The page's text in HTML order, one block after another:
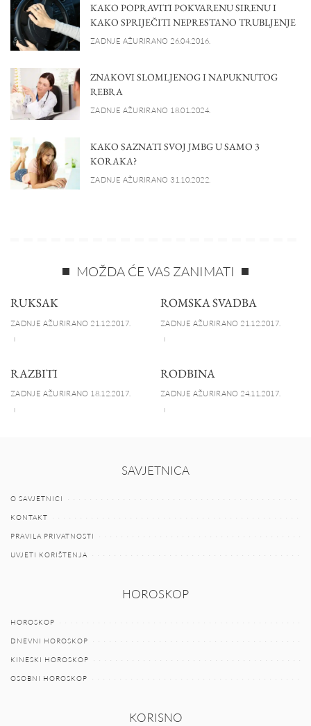
KAKO POPRAVITI POKVARENU SIRENU I
KAKO SPRIJEČITI NEPRESTANO TRUBLJENJE
ZADNJE AŽURIRANO 26.04.2016.
ZNAKOVI SLOMLJENOG I NAPUKNUTOG
REBRA
ZADNJE AŽURIRANO 18.01.2024.
KAKO SAZNATI SVOJ JMBG U SAMO 3
KORAKA?
ZADNJE AŽURIRANO 31.10.2022.
MOŽDA ĆE VAS ZANIMATI
RUKSAK
ZADNJE AŽURIRANO 21.12.2017.
ROMSKA SVADBA
ZADNJE AŽURIRANO 21.12.2017.
RAZBITI
ZADNJE AŽURIRANO 18.12.2017.
RODBINA
ZADNJE AŽURIRANO 24.11.2017.
SAVJETNICA
O SAVJETNICI
KONTAKT
PRAVILA PRIVATNOSTI
UVJETI KORIŠTENJA
HOROSKOP
HOROSKOP
DNEVNI HOROSKOP
KINESKI HOROSKOP
OSOBNI HOROSKOP
KORISNO